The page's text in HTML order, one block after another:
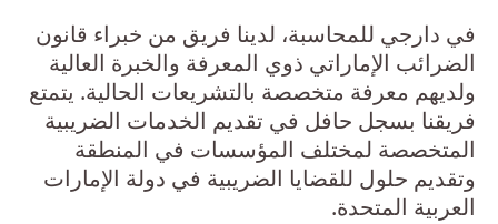
في دارجي للمحاسبة، لدينا فريق من خبراء قانون
الضرائب الإماراتي ذوي المعرفة والخبرة العالية
ولديهم معرفة متخصصة بالتشريعات الحالية. يتمتع
فريقنا بسجل حافل في تقديم الخدمات الضريبية
المتخصصة لمختلف المؤسسات في المنطقة
وتقديم حلول للقضايا الضريبية في دولة الإمارات
العربية المتحدة.